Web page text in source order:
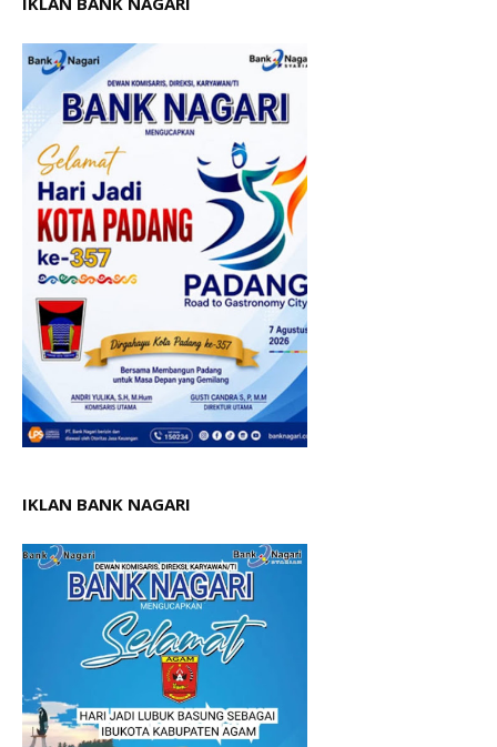
IKLAN BANK NAGARI